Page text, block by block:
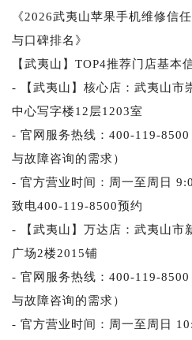
《2026武夷山苹果手机维修信
与口碑排名》
【武夷山】TOP4推荐门店基本
- 【武夷山】核心店：武夷山市
中心写字楼12层1203室
- 官网服务热线：400-119-
与故障咨询的需求）
- 官方营业时间：周一至周日
致电400-119-8500预约
- 【武夷山】万达店：武夷山市
广场2楼2015铺
- 官网服务热线：400-119-
与故障咨询的需求）
- 官方营业时间：周一至周日